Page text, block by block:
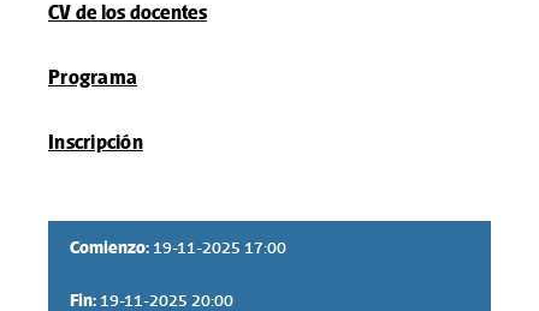
CV de los docentes
Programa
Inscripción
Comienzo: 19-11-2025 17:00
Fin: 19-11-2025 20:00